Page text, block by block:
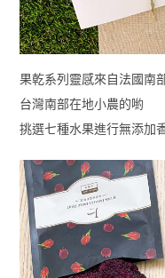
果乾系列靈感來自法國南
台灣南部在地小農的喲
挑選七種水果進行無添加